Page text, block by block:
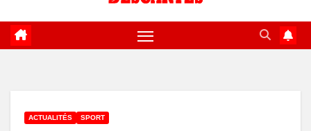
ACTUALITÉS SPORT